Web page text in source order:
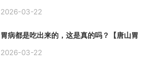
2026-03-22
胃病都是吃出来的，这是真的吗？【唐山胃
2026-03-22